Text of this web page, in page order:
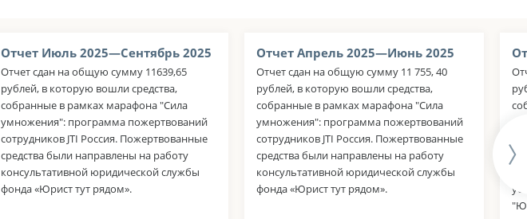
Отчет Июль 2025—Сентябрь 2025
Отчет сдан на общую сумму 11639,65
рублей, в которую вошли средства,
собранные в рамках марафона "Сила
умножения": программа пожертвований
сотрудников JTI Россия. Пожертвованные
средства были направлены на работу
консультативной юридической службы
фонда «Юрист тут рядом».
Отчет Апрель 2025—Июнь 2025
Отчет сдан на общую сумму 11 755, 40
рублей, в которую вошли средства,
собранные в рамках марафона "Сила
умножения": программа пожертвований
сотрудников JTI Россия. Пожертвованные
средства были направлены на работу
консультативной юридической службы
фонда «Юрист тут рядом».